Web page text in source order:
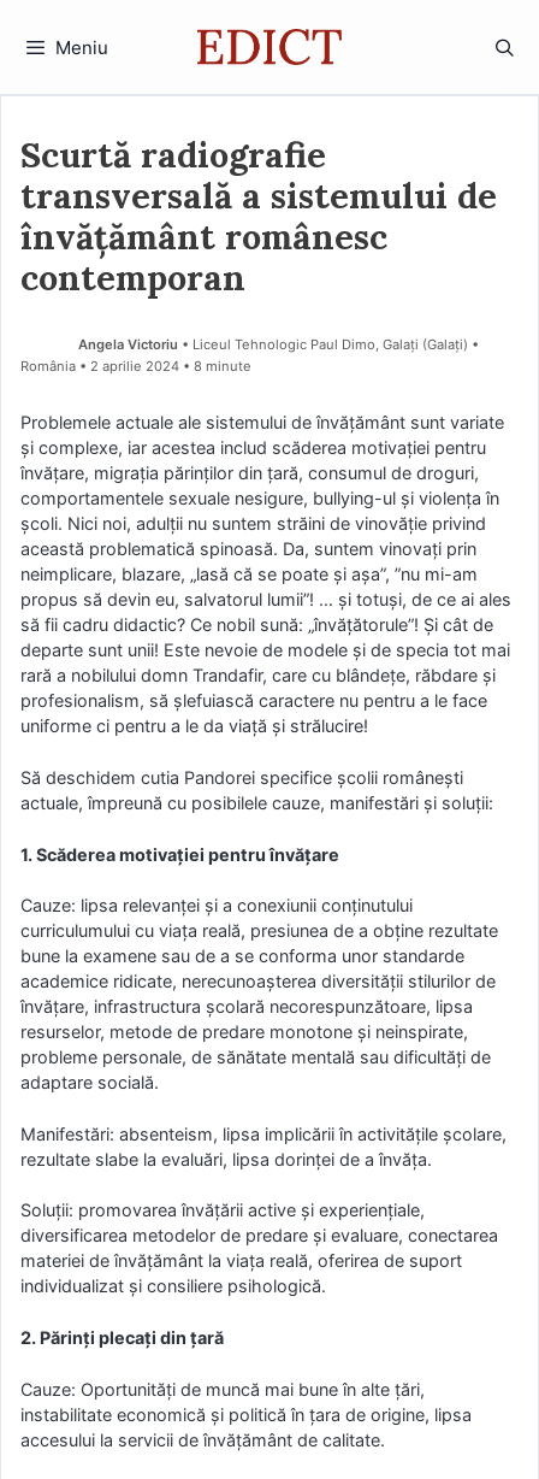
Meniu
Scurtă radiografie
transversală a sistemului de
învățământ românesc
contemporan
Angela Victoriu • Liceul Tehnologic Paul Dimo, Galați (Galaţi) •
România
2 aprilie 2024 • 8 minute
Problemele actuale ale sistemului de învățământ sunt variate
și complexe, iar acestea includ scăderea motivației pentru
învățare, migrația părinților din țară, consumul de droguri,
comportamentele sexuale nesigure, bullying-ul și violența în
școli. Nici noi, adulții nu suntem străini de vinovăție privind
această problematică spinoasă. Da, suntem vinovați prin
neimplicare, blazare, „lasă că se poate și așa”, ”nu mi-am
propus să devin eu, salvatorul lumii”! … și totuși, de ce ai ales
să fii cadru didactic? Ce nobil sună: „învățătorule”! Și cât de
departe sunt unii! Este nevoie de modele și de specia tot mai
rară a nobilului domn Trandafir, care cu blândețe, răbdare și
profesionalism, să șlefuiască caractere nu pentru a le face
uniforme ci pentru a le da viață și strălucire!
Să deschidem cutia Pandorei specifice școlii românești
actuale, împreună cu posibilele cauze, manifestări și soluții:
1. Scăderea motivației pentru învățare
Cauze: lipsa relevanței și a conexiunii conținutului
curriculumului cu viața reală, presiunea de a obține rezultate
bune la examene sau de a se conforma unor standarde
academice ridicate, nerecunoașterea diversității stilurilor de
învățare, infrastructura școlară necorespunzătoare, lipsa
resurselor, metode de predare monotone și neinspirate,
probleme personale, de sănătate mentală sau dificultăți de
adaptare socială.
Manifestări: absenteism, lipsa implicării în activitățile școlare,
rezultate slabe la evaluări, lipsa dorinței de a învăța.
Soluții: promovarea învățării active și experiențiale,
diversificarea metodelor de predare și evaluare, conectarea
materiei de învățământ la viața reală, oferirea de suport
individualizat și consiliere psihologică.
2. Părinți plecați din țară
Cauze: Oportunități de muncă mai bune în alte țări,
instabilitate economică și politică în țara de origine, lipsa
accesului la servicii de învățământ de calitate.